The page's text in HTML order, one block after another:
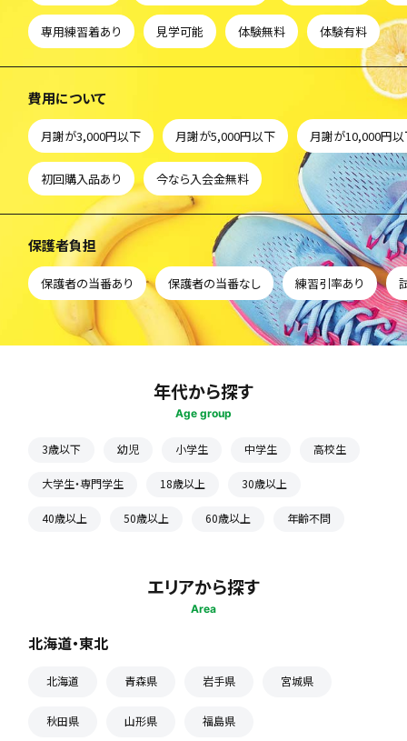
専用練習着あり 見学可能 体験無料 体験有料
費用について
月謝が3,000円以下 月謝が5,000円以下 月謝が10,000円
初回購入品あり 今なら入会金無料
保護者負担
保護者の当番あり 保護者の当番なし 練習引率あり
年代から探す
Age group
3歳以下 幼児 小学生 中学生 高校生
大学生・専門学生 18歳以上 30歳以上
40歳以上 50歳以上 60歳以上 年齢不問
エリアから探す
Area
北海道・東北
北海道 青森県 岩手県 宮城県
秋田県 山形県 福島県